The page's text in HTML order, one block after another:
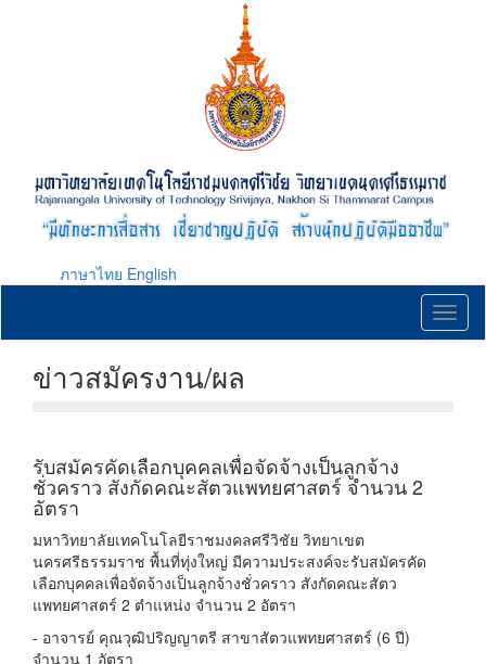
ภาษาไทย English
ข่าวสมัครงาน/ผล
รับสมัครคัดเลือกบุคคลเพื่อจัดจ้างเป็นลูกจ้าง
ชั่วคราว สังกัดคณะสัตวแพทยศาสตร์ จำนวน 2
อัตรา
มหาวิทยาลัยเทคโนโลยีราชมงคลศรีวิชัย วิทยาเขต
นครศรีธรรมราช พื้นที่ทุ่งใหญ่ มีความประสงค์จะรับสมัครคัด
เลือกบุคคลเพื่อจัดจ้างเป็นลูกจ้างชั่วคราว สังกัดคณะสัตว
แพทยศาสตร์ 2 ตำแหน่ง จำนวน 2 อัตรา
- อาจารย์ คุณวุฒิปริญญาตรี สาขาสัตวแพทยศาสตร์ (6 ปี)
จำนวน 1 อัตรา